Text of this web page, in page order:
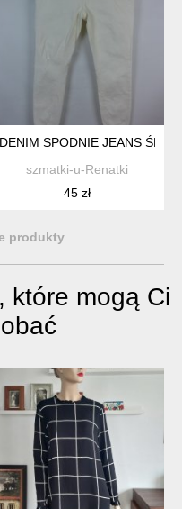
PALAZZO OLIWKA
DENIM SPODNIE JEANS
szmatki-u-Renatki
45 zł
produkty
które mogą Ci